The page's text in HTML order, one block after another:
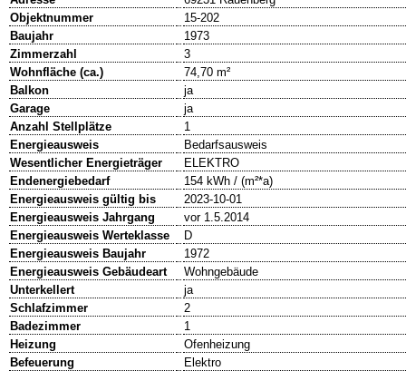
Objektnummer
15-202
Baujahr
1973
Zimmerzahl
3
Wohnfläche (ca.)
74,70 m²
Balkon
ja
Garage
ja
Anzahl Stellplätze
1
Energieausweis
Bedarfsausweis
Wesentlicher Energieträger
ELEKTRO
Endenergiebedarf
154 kWh / (m²*a)
Energieausweis gültig bis
2023-10-01
Energieausweis Jahrgang
vor 1.5.2014
Energieausweis Werteklasse
D
Energieausweis Baujahr
1972
Energieausweis Gebäudeart
Wohngebäude
Unterkellert
ja
Schlafzimmer
2
Badezimmer
1
Heizung
Ofenheizung
Befeuerung
Elektro